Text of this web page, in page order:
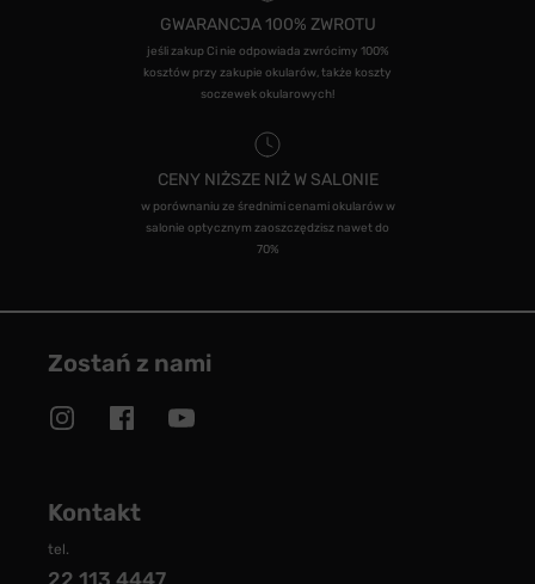
GWARANCJA 100% ZWROTU
jeśli zakup Ci nie odpowiada zwrócimy 100%
kosztów przy zakupie okularów, także koszty
soczewek okularowych!
CENY NIŻSZE NIŻ W SALONIE
w porównaniu ze średnimi cenami okularów w
salonie optycznym zaoszczędzisz nawet do
70%
Zostań z nami
Kontakt
tel.
22 113 4447